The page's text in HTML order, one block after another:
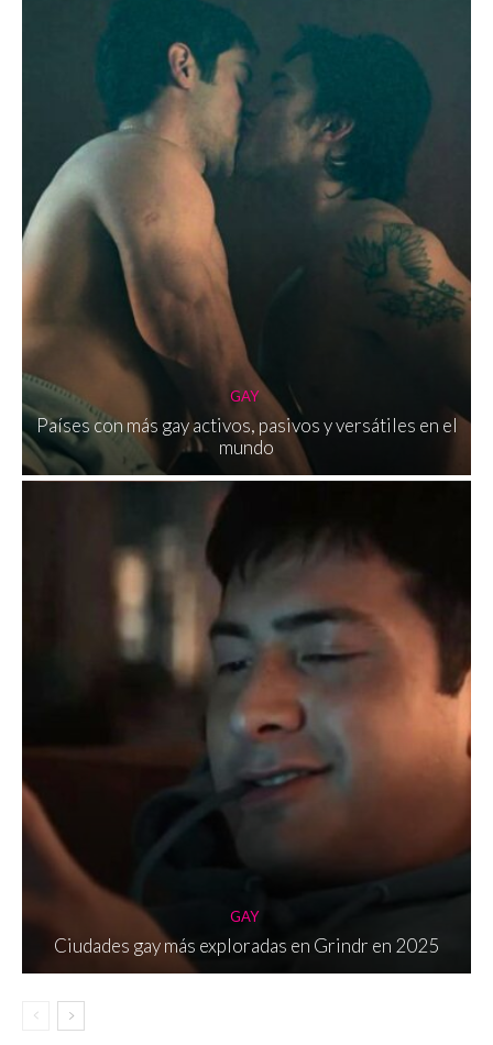
GAY
Países con más gay activos, pasivos y versátiles en el
mundo
GAY
Ciudades gay más exploradas en Grindr en 2025